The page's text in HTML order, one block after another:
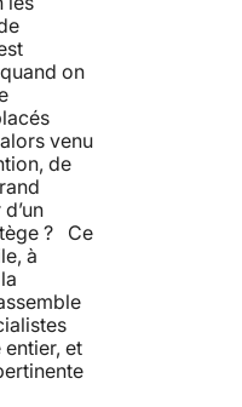
on
venu
de
? Ce
à
et